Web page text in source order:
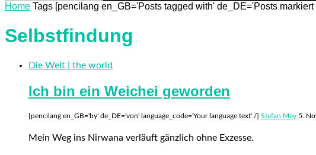
Home Tags [pencilang en_GB='Posts tagged with' de_DE='Posts
Selbstfindung
Die Welt | the world
Ich bin ein Weichei geworden
[pencilang en_GB='by' de_DE='von' language_code='Your language text' /] Stefan Mey 5.
Mein Weg ins Nirwana verläuft gänzlich ohne Exzesse.